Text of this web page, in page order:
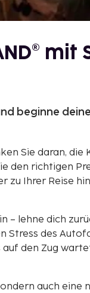
mit
beginne
Sie daran,
den richtigen
zu Ihrer Reise
– lehne dich
Stress des
den Zug
auch eine